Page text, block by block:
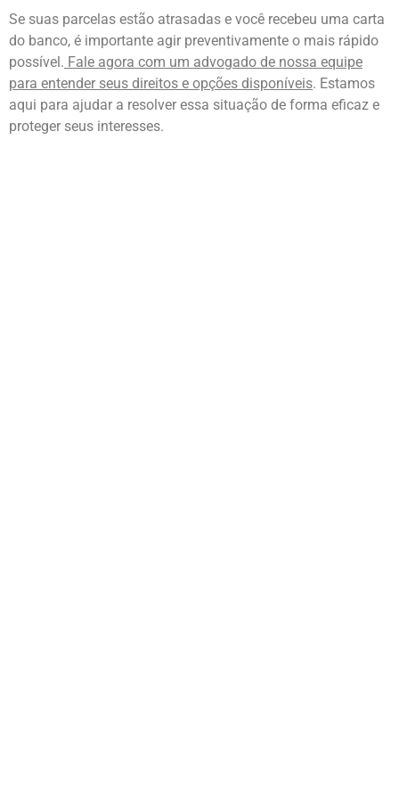
Se suas parcelas estão atrasadas e você recebeu uma carta
do banco, é importante agir preventivamente o mais rápido
possível. Fale agora com um advogado de nossa equipe
para entender seus direitos e opções disponíveis. Estamos
aqui para ajudar a resolver essa situação de forma eficaz e
proteger seus interesses.